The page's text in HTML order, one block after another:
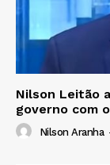
Nilson Leitão
governo com
Nilson Aranha